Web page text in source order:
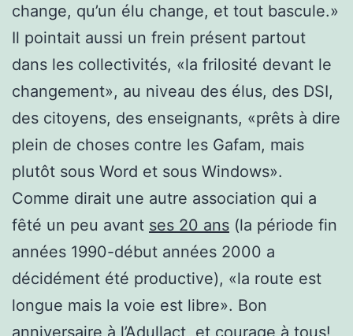
change, qu’un élu change, et tout bascule.»
Il pointait aussi un frein présent partout
dans les collectivités, «la frilosité devant le
changement», au niveau des élus, des DSI,
des citoyens, des enseignants, «prêts à dire
plein de choses contre les Gafam, mais
plutôt sous Word et sous Windows».
Comme dirait une autre association qui a
fêté un peu avant ses 20 ans (la période fin
années 1990-début années 2000 a
décidément été productive), «la route est
longue mais la voie est libre». Bon
anniversaire à l’Adullact, et courage à tous!